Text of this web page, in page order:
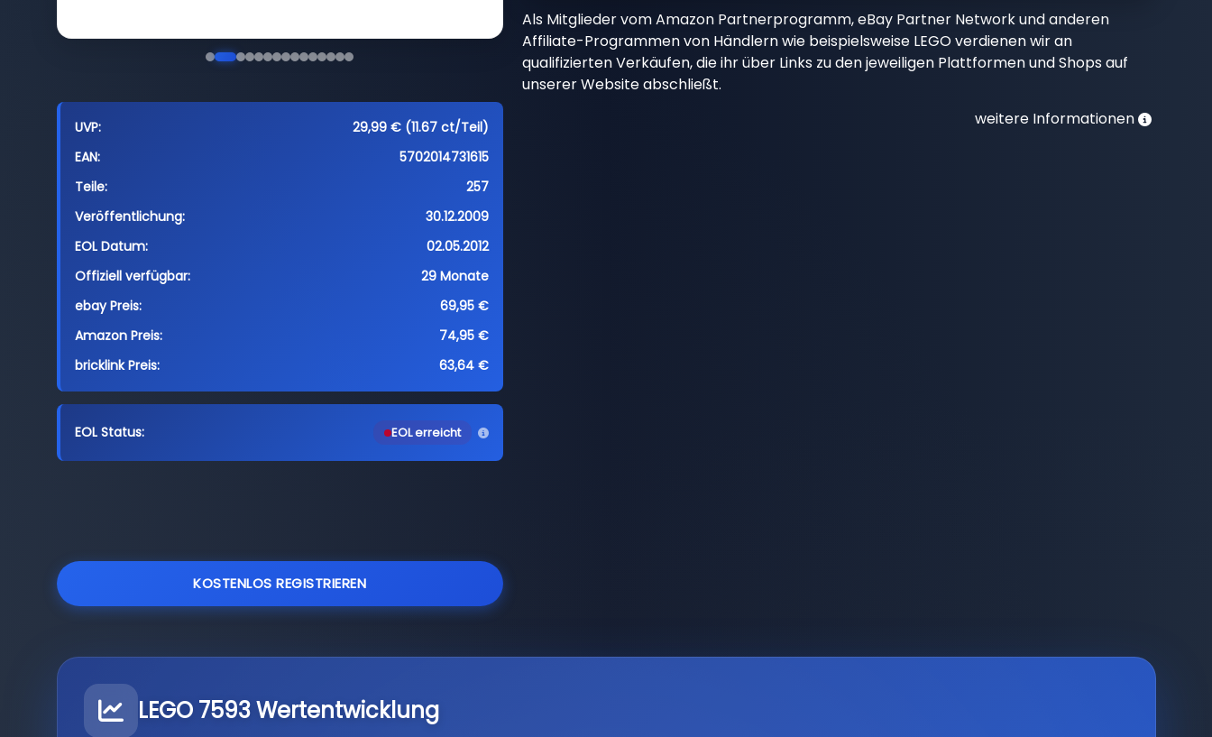
UVP:
29,99 € (11.67 ct/Teil)
EAN:
5702014731615
Teile:
257
Veröffentlichung:
30.12.2009
EOL Datum:
02.05.2012
Offiziell verfügbar:
29 Monate
ebay Preis:
69,95 €
Amazon Preis:
74,95 €
bricklink Preis:
63,64 €
EOL Status: EOL erreicht
KOSTENLOS REGISTRIEREN
Als Mitglieder vom Amazon Partnerprogramm, eBay Partner Network und anderen
Affiliate-Programmen von Händlern wie beispielsweise LEGO verdienen wir an
qualifizierten Verkäufen, die ihr über Links zu den jeweiligen Plattformen und Shops auf
unserer Website abschließt.
weitere Informationen
LEGO 7593 Wertentwicklung